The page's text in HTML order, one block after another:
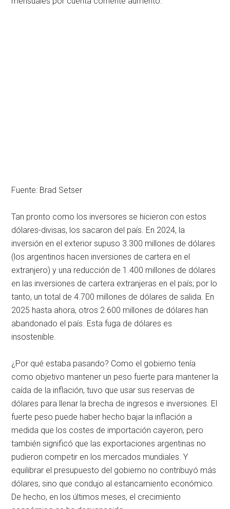
Fuente: Brad Setser
Tan pronto como los inversores se hicieron con estos
dólares-divisas, los sacaron del país. En 2024, la
inversión en el exterior supuso 3.300 millones de dólares
(los argentinos hacen inversiones de cartera en el
extranjero) y una reducción de 1.400 millones de dólares
en las inversiones de cartera extranjeras en el país; por lo
tanto, un total de 4.700 millones de dólares de salida. En
2025 hasta ahora, otros 2.600 millones de dólares han
abandonado el país. Esta fuga de dólares es
insostenible.
¿Por qué estaba pasando? Como el gobierno tenía
como objetivo mantener un peso fuerte para mantener la
caída de la inflación, tuvo que usar sus reservas de
dólares para llenar la brecha de ingresos e inversiones. El
fuerte peso puede haber hecho bajar la inflación a
medida que los costes de importación cayeron, pero
también significó que las exportaciones argentinas no
pudieron competir en los mercados mundiales. Y
equilibrar el presupuesto del gobierno no contribuyó más
dólares, sino que condujo al estancamiento económico.
De hecho, en los últimos meses, el crecimiento